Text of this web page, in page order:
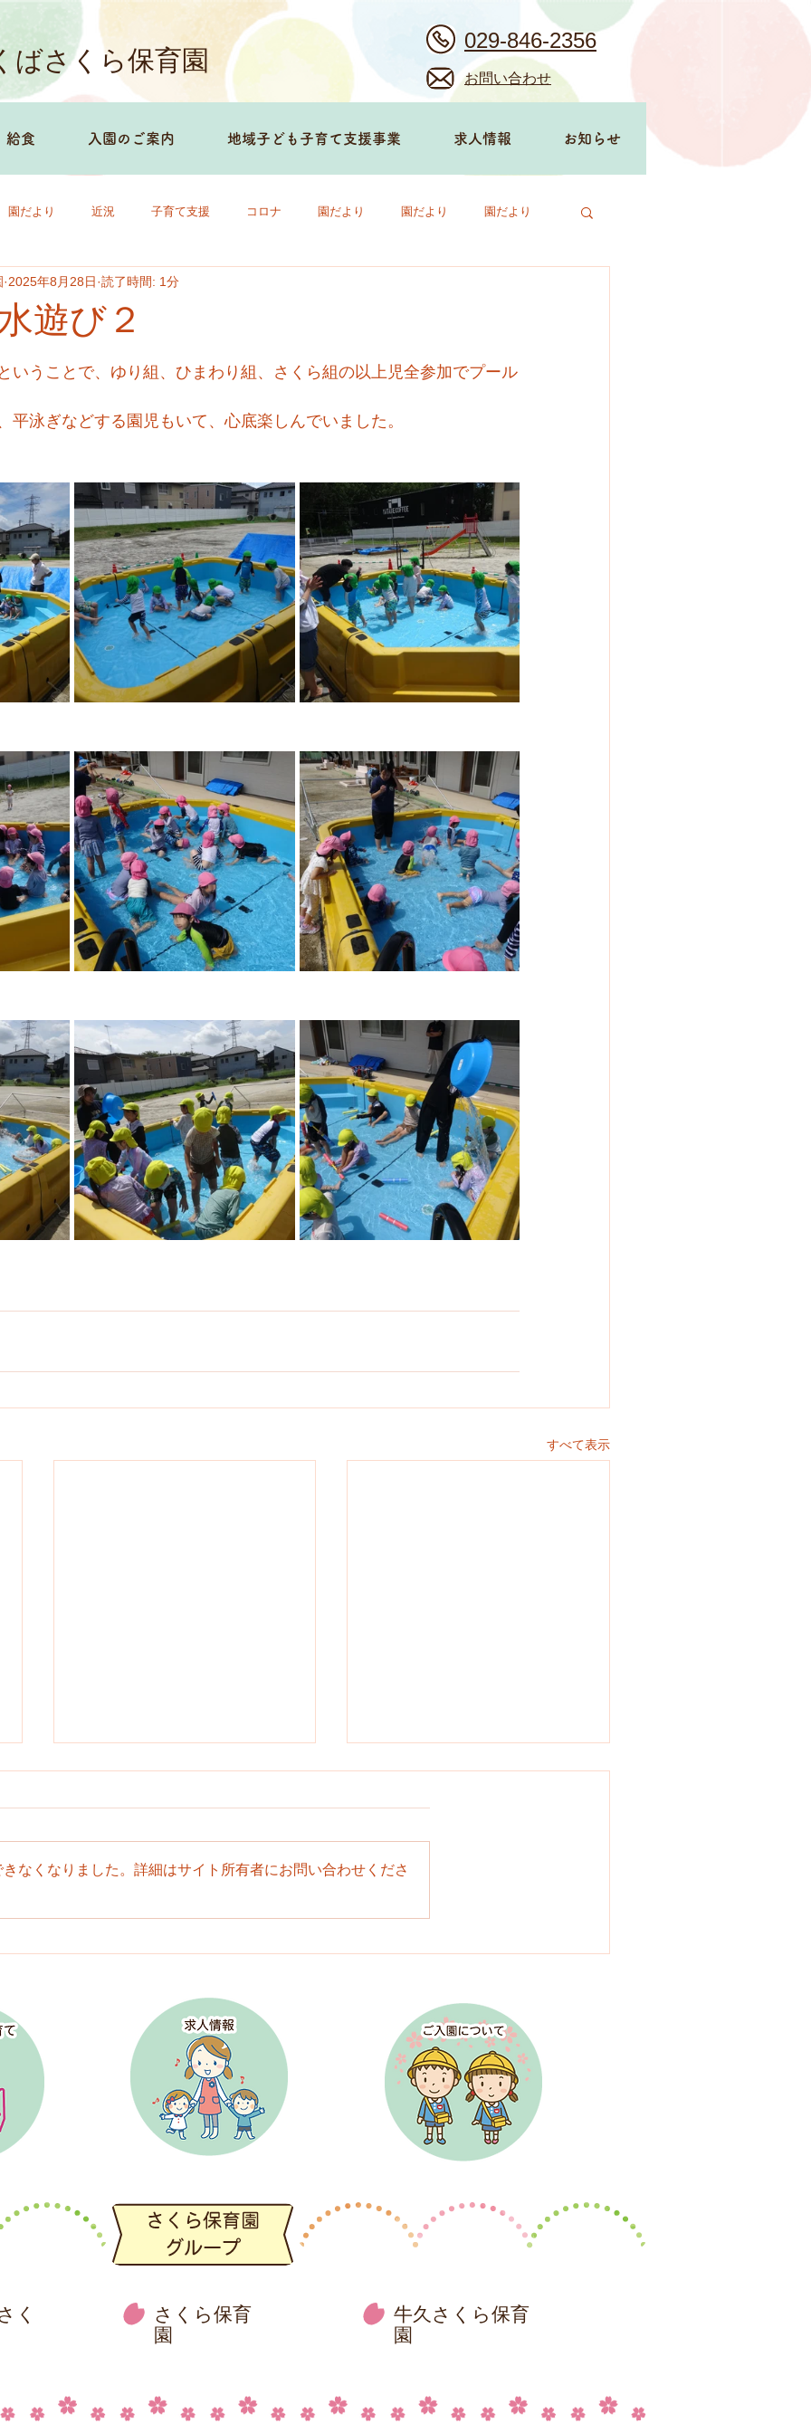
ばさくら保育園
給食 入園のご案内 地域子ども子育て支援事業 求人情報 お知らせ
029-846-2356
お問い合わせ
園だより 近況 子育て支援 コロナ 園だより 園だより 園だより
遊び２
2025年8月28日 読了時間: 1分
うことで、ゆり組、ひまわり組、さくら組の以上児全参加でプール
泳ぎなどする園児もいて、心底楽しんでいました。
すべて表示
プールで水遊び
なくなりました。詳細はサイト所有者にお問い合わせくださ
く さくら保育
園
牛久さくら保育
園